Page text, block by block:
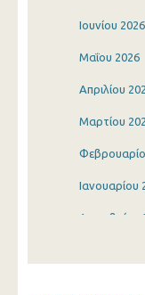
Ιουνίου 2026
Μαΐου 2026
Απριλίου
Μαρτίου
Ιανουαρίου
Δεκεμβρίου